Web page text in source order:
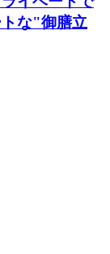
な"御膳立